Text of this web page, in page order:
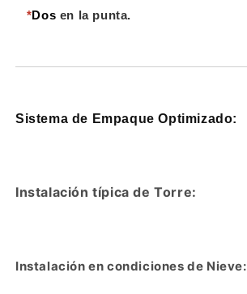
*Dos en la punta.
Sistema de Empaque Optimizado:
Instalación típica de Torre:
Instalación en condiciones de Nieve: